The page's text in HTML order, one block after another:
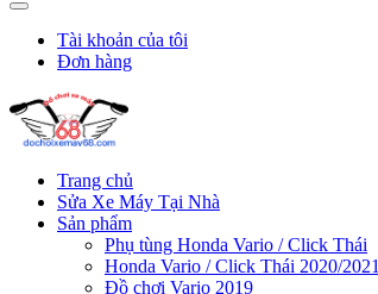
Tài khoản của tôi
Đơn hàng
Trang chủ
Sửa Xe Máy Tại Nhà
Sản phẩm
Phụ tùng Honda Vario / Click Thái
Honda Vario / Click Thái 2020/2021
Đồ chơi Vario 2019